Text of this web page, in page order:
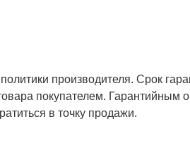
производителя. Срок
покупателем. Гарантийным
в точку продажи.